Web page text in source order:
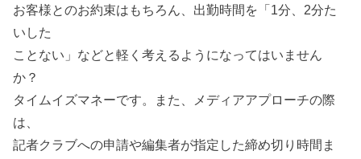
お客様とのお約束はもちろん、出勤時間を「1分、2分た
いした
ことない」などと軽く考えるようになってはいません
か？
タイムイズマネーです。また、メディアアプローチの際
は、
記者クラブへの申請や編集者が指定した締め切り時間ま